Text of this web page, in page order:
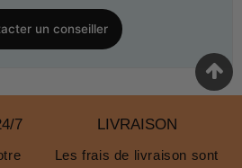
un conseiller
7 LIVRAISON
Les frais de livraison sont